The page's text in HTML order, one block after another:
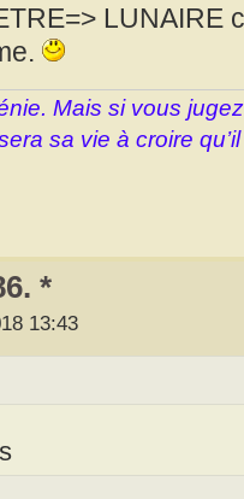
LUNAIRE
Mais si vous
sa vie à croire
*
13:43